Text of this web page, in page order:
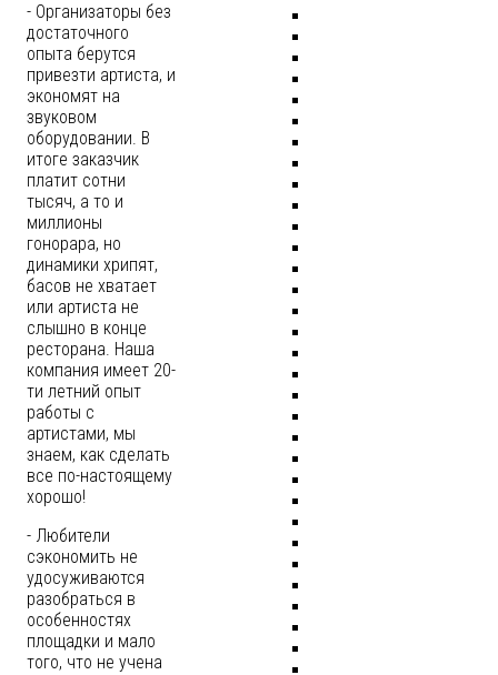
- Организаторы без
достаточного
опыта берутся
привезти артиста, и
экономят на
звуковом
оборудовании. В
итоге заказчик
платит сотни
тысяч, а то и
миллионы
гонорара, но
динамики хрипят,
басов не хватает
или артиста не
слышно в конце
ресторана. Наша
компания имеет 20-
ти летний опыт
работы с
артистами, мы
знаем, как сделать
все по-настоящему
хорошо!
- Любители
сэкономить не
удосуживаются
разобраться в
особенностях
площадки и мало
того, что не учена